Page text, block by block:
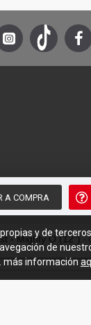
A COMPRA
- Mighty O (12")
Todos
Diseño:
y de
de
más información